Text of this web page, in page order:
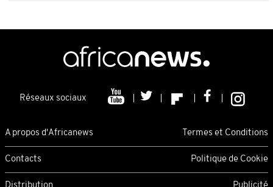
Réseaux sociaux
A propos d'Africanews Termes et Conditions
Contacts Politique de Cookie